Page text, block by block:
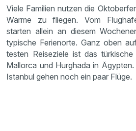
Viele Familien nutzen die
Wärme zu fliegen. Vom
starten allein an diesem
typische Ferien­orte. Ganz oben
testen Reise­ziele ist das
Mallorca und Hurghada in
Istanbul gehen noch ein paar Flüge.